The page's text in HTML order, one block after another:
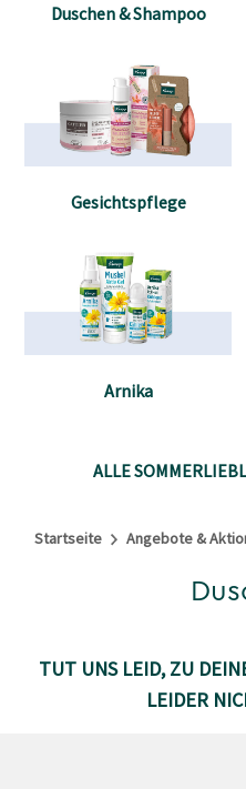
Duschen & Shampoo
Gesichtspflege
Arnika
ALLE
Startseite Angebote &
TUT UNS LEID, ZU
LEIDER